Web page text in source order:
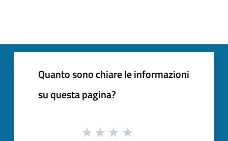
Quanto sono chiare le informazioni
su questa pagina?